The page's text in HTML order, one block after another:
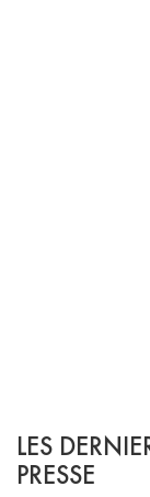
LES
PRESSE